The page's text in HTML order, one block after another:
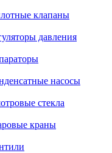
клапаны
давления
насосы
стекла
краны